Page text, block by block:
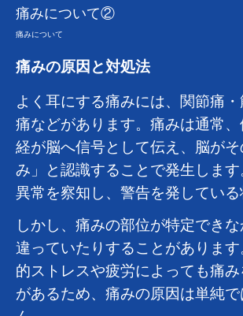
痛みについて②
痛みについて
痛みの原因と対処法
よく耳にする痛みには、関節痛
痛などがあります。痛みは通常
経が脳へ信号として伝え、脳が
み」と認識することで発生しま
異常を察知し、警告を発している
しかし、痛みの部位が特定でき
違っていたりすることがありま
的ストレスや疲労によっても痛み
があるため、痛みの原因は単純